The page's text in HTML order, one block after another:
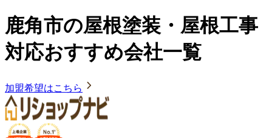
鹿角市の屋根塗装・屋根工事
対応おすすめ会社一覧
加盟希望はこちら